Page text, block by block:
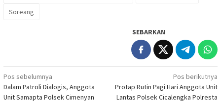
Soreang
SEBARKAN
Navigasi
pos
Pos sebelumnya
Dalam Patroli Dialogis, Anggota
Unit Samapta Polsek Cimenyan
Pos berikutnya
Protap Rutin Pagi Hari Anggota Unit
Lantas Polsek Cicalengka Polresta